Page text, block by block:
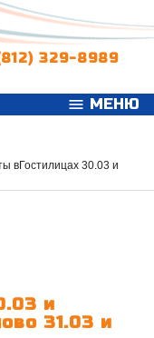
329-8989
menu МЕНЮ
вГостилицах 30.03 и
и
31.03 и